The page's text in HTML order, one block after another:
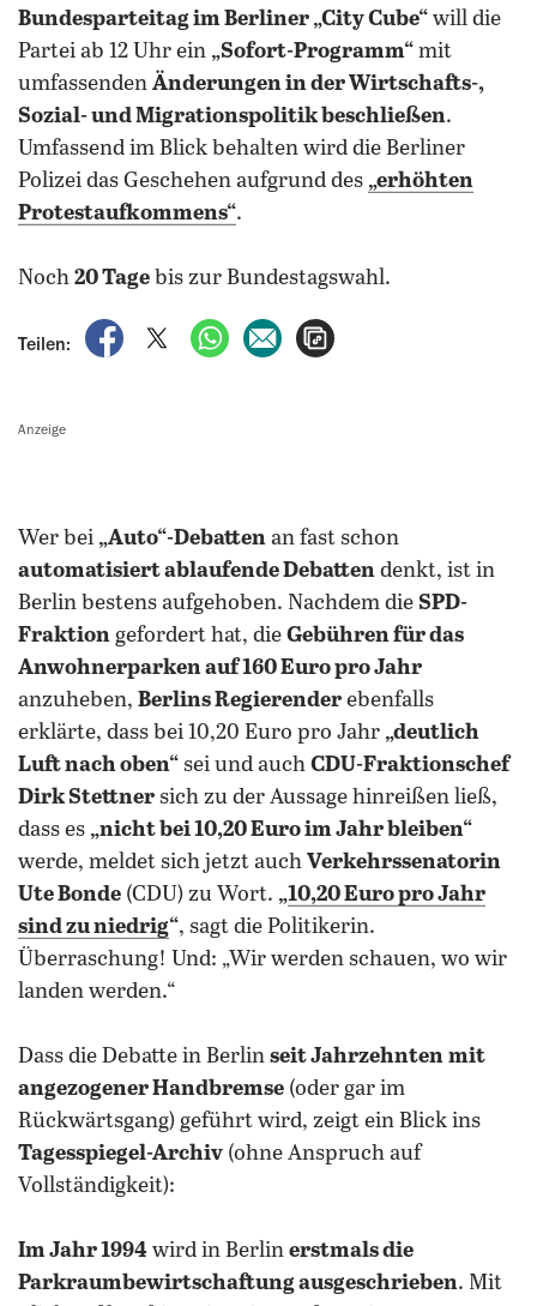
Bundesparteitag im Berliner „City Cube“ will die
Partei ab 12 Uhr ein „Sofort-Programm“ mit
umfassenden Änderungen in der Wirtschafts-,
Sozial- und Migrationspolitik beschließen.
Umfassend im Blick behalten wird die Berliner
Polizei das Geschehen aufgrund des „erhöhten
Protestaufkommens“.
Noch 20 Tage bis zur Bundestagswahl.
Teilen:
auf Facebook teilen
auf X teilenper WhatsApp teilen
per E-Mail teilen
Anzeige
Wer bei „Auto“-Debatten an fast schon
automatisiert ablaufende Debatten denkt, ist in
Berlin bestens aufgehoben. Nachdem die SPD-
Fraktion gefordert hat, die Gebühren für das
Anwohnerparken auf 160 Euro pro Jahr
anzuheben, Berlins Regierender ebenfalls
erklärte, dass bei 10,20 Euro pro Jahr „deutlich
Luft nach oben“ sei und auch CDU-Fraktionschef
Dirk Stettner sich zu der Aussage hinreißen ließ,
dass es „nicht bei 10,20 Euro im Jahr bleiben“
werde, meldet sich jetzt auch Verkehrssenatorin
Ute Bonde (CDU) zu Wort. „10,20 Euro pro Jahr
sind zu niedrig“, sagt die Politikerin.
Überraschung! Und: „Wir werden schauen, wo wir
landen werden.“
Dass die Debatte in Berlin seit Jahrzehnten mit
angezogener Handbremse (oder gar im
Rückwärtsgang) geführt wird, zeigt ein Blick ins
Tagesspiegel-Archiv (ohne Anspruch auf
Vollständigkeit):
Im Jahr 1994 wird in Berlin erstmals die
Parkraumbewirtschaftung ausgeschrieben. Mit